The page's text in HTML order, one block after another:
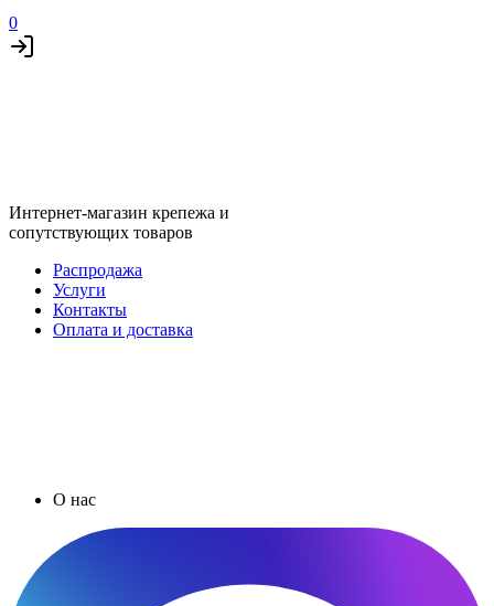
0
Интернет-магазин крепежа и
сопутствующих товаров
Распродажа
Услуги
Контакты
Оплата и доставка
О нас